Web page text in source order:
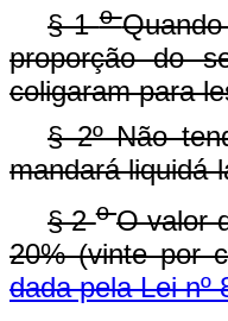
§ 1o
proporção do
coligaram para
§ 2º Não
mandará
§ 2oO valor
20% (vinte por
dada pela Lei nº